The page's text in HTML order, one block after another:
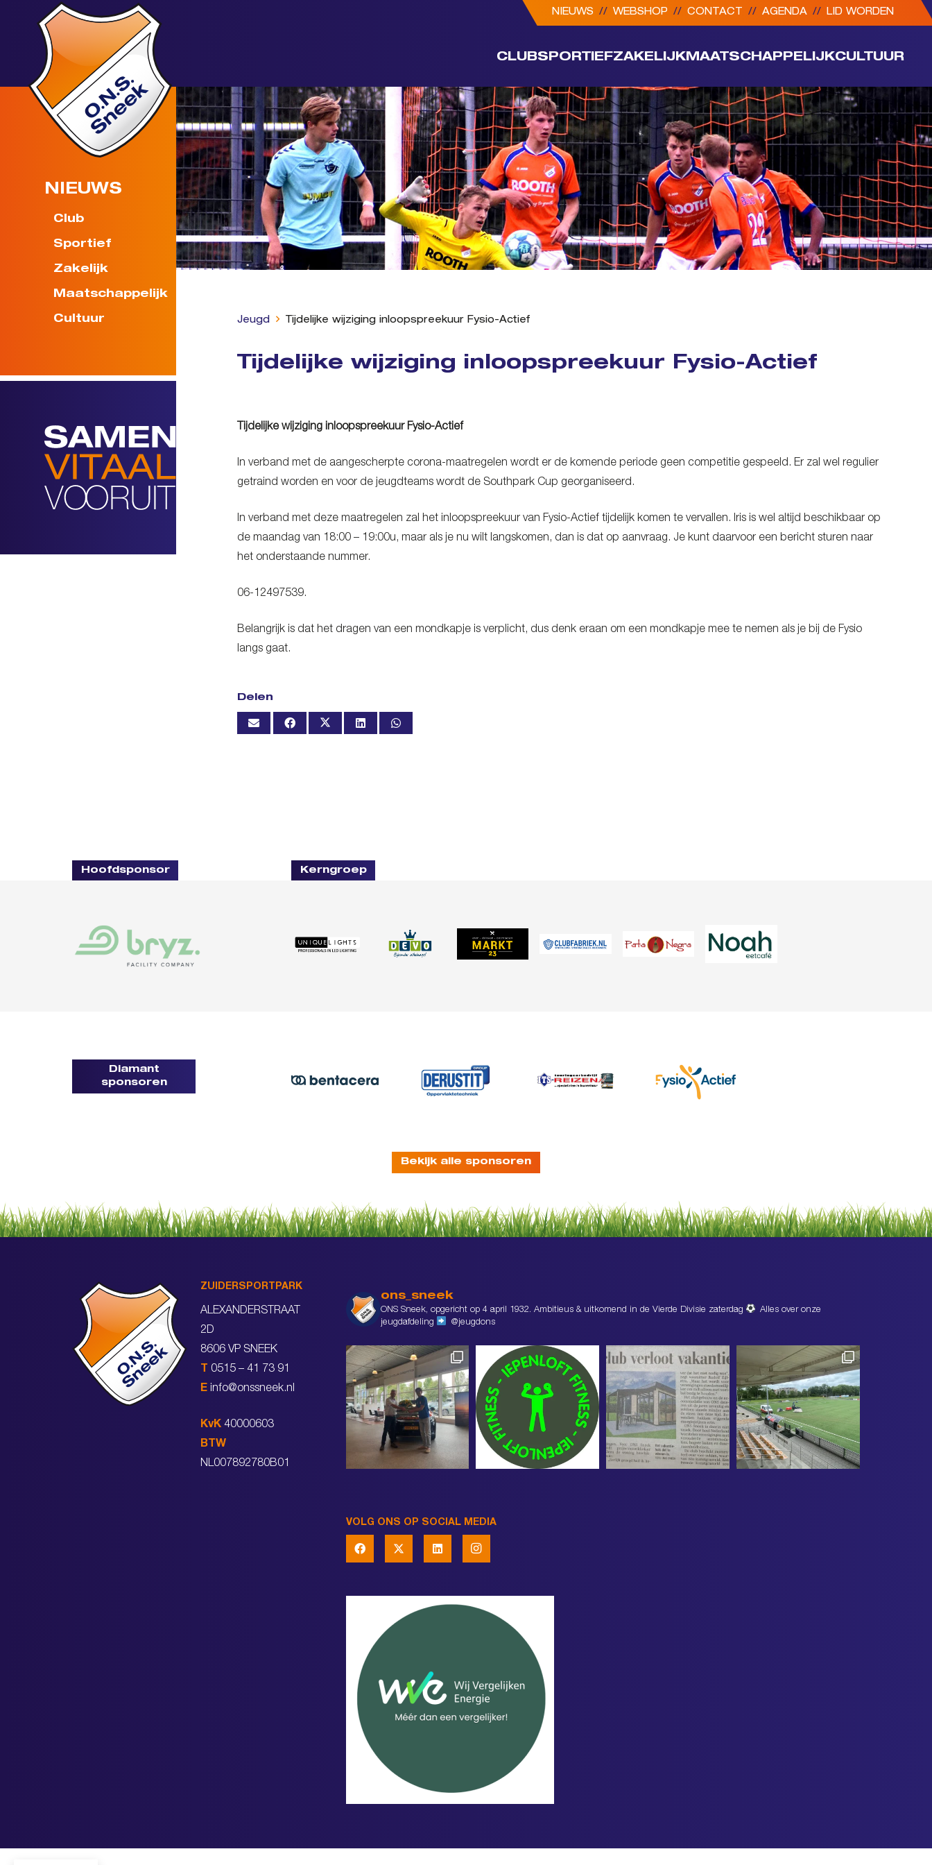
NIEUWS // WEBSHOP // CONTACT // AGENDA // LID WORDEN
CLUBSPORTIEFZAKELIJK MAATSCHAPPELIJKCULTUUR
NIEUWS
Club
Sportief
Zakelijk
Maatschappelijk
Cultuur Jeugd Tijdelijke wijziging inloopspreekuur Fysio-Actief
Tijdelijke wijziging inloopspreekuur Fysio-Actief
Tijdelijke wijziging inloopspreekuur Fysio-Actief
In verband met de aangescherpte corona-maatregelen wordt er de komende periode geen competitie gespeeld. Er zal wel regulier
getraind worden en voor de jeugdteams wordt de Southpark Cup georganiseerd.
In verband met deze maatregelen zal het inloopspreekuur van Fysio-Actief tijdelijk komen te vervallen. Iris is wel altijd beschikbaar op
de maandag van 18:00 – 19:00u, maar als je nu wilt langskomen, dan is dat op aanvraag. Je kunt daarvoor een bericht sturen naar
het onderstaande nummer.
06-12497539.
Belangrijk is dat het dragen van een mondkapje is verplicht, dus denk eraan om een mondkapje mee te nemen als je bij de Fysio
langs gaat.
Delen
Hoofdsponsor Kerngroep
Diamant
sponsoren
Bekijk alle sponsoren
ZUIDERSPORTPARK
ALEXANDERSTRAAT
2D
8606 VP SNEEK
T 0515 – 41 73 91
E info@onssneek.nl
KvK 40000603
BTW
NL007892780B01
ons_sneek
ONS Sneek, opgericht op 4 april 1932. Ambitieus & uitkomend in de Vierde Divisie zaterdag
Alles over onze
jeugdafdeling
@jeugdons
VOLG ONS OP SOCIAL MEDIA